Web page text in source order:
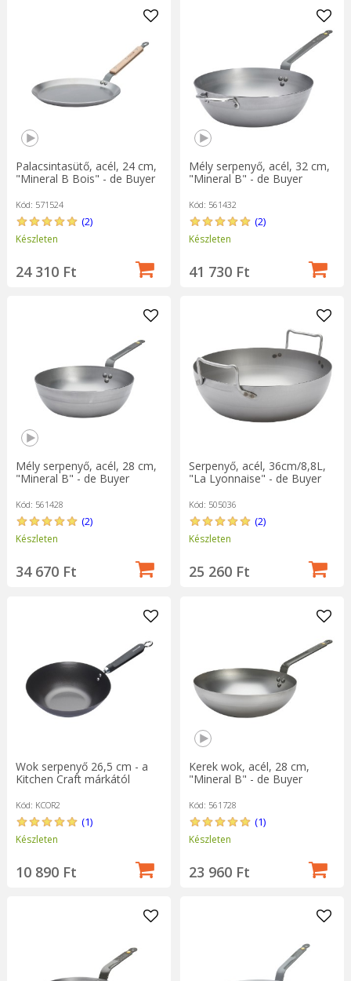
Palacsintasütő, acél, 24 cm,
"Mineral B Bois" - de Buyer
Kód: 571524
(2)
Készleten
24 310 Ft
Mély serpenyő, acél, 32 cm,
"Mineral B" - de Buyer
Kód: 561432
(2)
Készleten
41 730 Ft
Mély serpenyő, acél, 28 cm,
"Mineral B" - de Buyer
Kód: 561428
(2)
Készleten
34 670 Ft
Serpenyő, acél, 36cm/8,8L,
"La Lyonnaise" - de Buyer
Kód: 505036
(2)
Készleten
25 260 Ft
Wok serpenyő 26,5 cm - a
Kitchen Craft márkától
Kód: KCOR2
(1)
Készleten
10 890 Ft
Kerek wok, acél, 28 cm,
"Mineral B" - de Buyer
Kód: 561728
(1)
Készleten
23 960 Ft